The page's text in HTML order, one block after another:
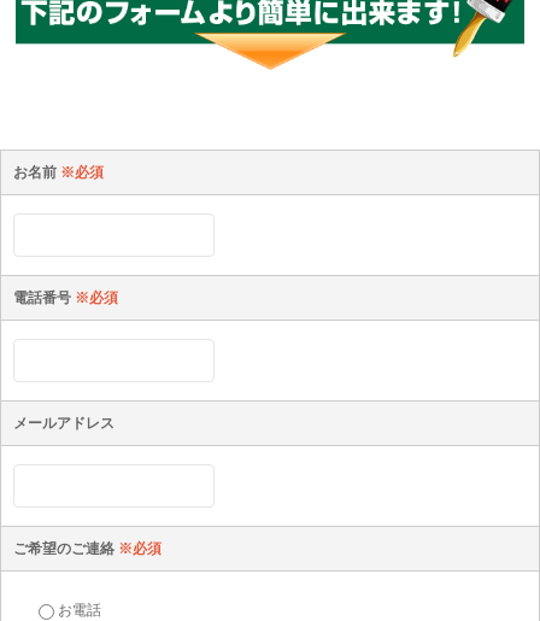
お名前 ※必須
電話番号 ※必須
メールアドレス
ご希望のご連絡 ※必須
お電話